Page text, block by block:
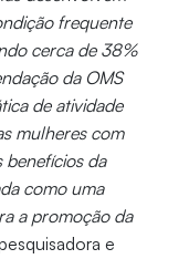
frequente
cerca de 38%
da OMS
de atividade
mulheres com
benefícios da
como uma
a promoção da
e